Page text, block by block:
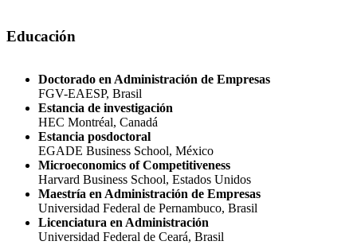
Educación
Doctorado en Administración de Empresas
FGV-EAESP, Brasil
Estancia de investigación
HEC Montréal, Canadá
Estancia posdoctoral
EGADE Business School, México
Microeconomics of Competitiveness
Harvard Business School, Estados Unidos
Maestría en Administración de Empresas
Universidad Federal de Pernambuco, Brasil
Licenciatura en Administración
Universidad Federal de Ceará, Brasil